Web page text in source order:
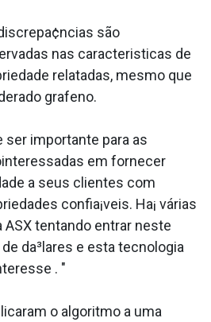
são
nas caracteri­sticas de
relatadas, mesmo que
grafeno.
ser importante para as
em fornecer
a seus clientes com
confia¡veis. Ha¡ várias
tentando entrar neste
da³lares e esta tecnologia
. "
o algoritmo a uma